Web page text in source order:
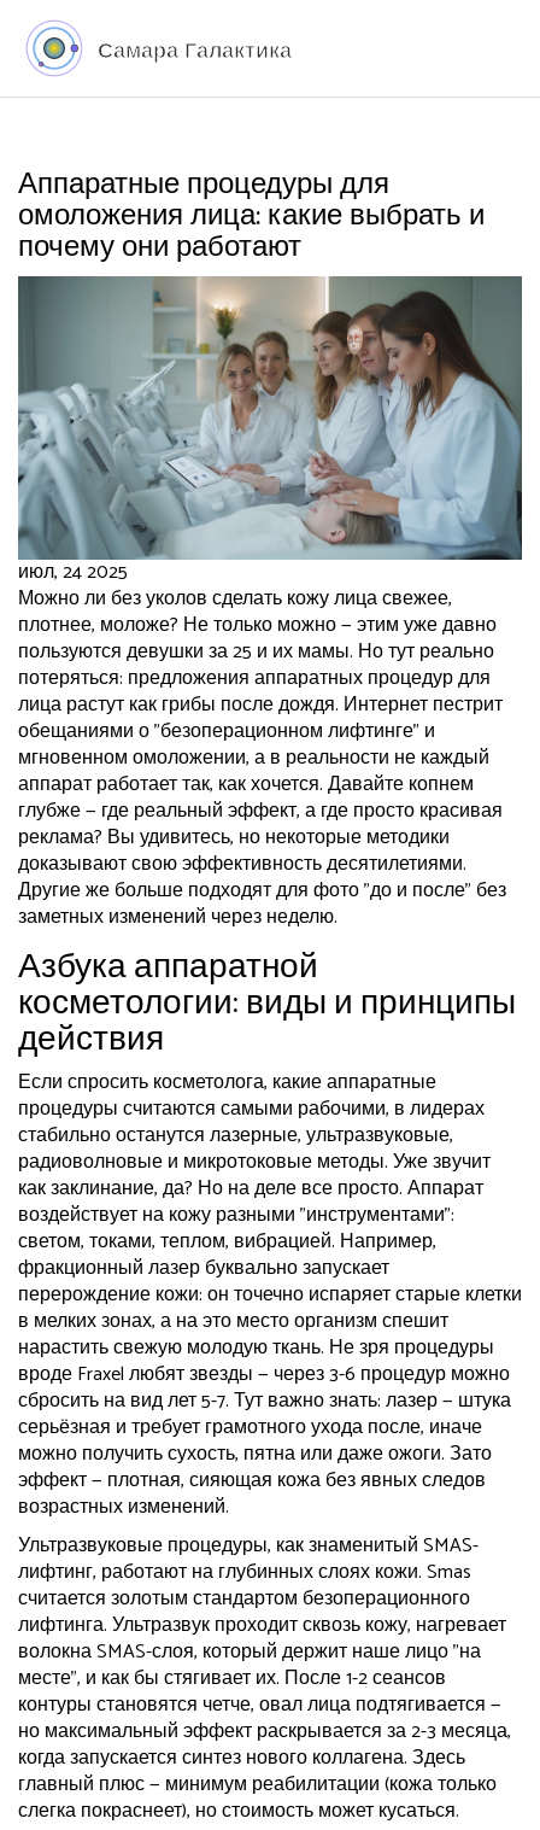
Аппаратные процедуры для
омоложения лица: какие выбрать и
почему они работают
июл, 24 2025
Можно ли без уколов сделать кожу лица свежее,
плотнее, моложе? Не только можно — этим уже давно
пользуются девушки за 25 и их мамы. Но тут реально
потеряться: предложения аппаратных процедур для
лица растут как грибы после дождя. Интернет пестрит
обещаниями о "безоперационном лифтинге" и
мгновенном омоложении, а в реальности не каждый
аппарат работает так, как хочется. Давайте копнем
глубже — где реальный эффект, а где просто красивая
реклама? Вы удивитесь, но некоторые методики
доказывают свою эффективность десятилетиями.
Другие же больше подходят для фото "до и после" без
заметных изменений через неделю.
Азбука аппаратной
косметологии: виды и принципы
действия
Если спросить косметолога, какие аппаратные
процедуры считаются самыми рабочими, в лидерах
стабильно останутся лазерные, ультразвуковые,
радиоволновые и микротоковые методы. Уже звучит
как заклинание, да? Но на деле все просто. Аппарат
воздействует на кожу разными "инструментами":
светом, токами, теплом, вибрацией. Например,
фракционный лазер буквально запускает
перерождение кожи: он точечно испаряет старые клетки
в мелких зонах, а на это место организм спешит
нарастить свежую молодую ткань. Не зря процедуры
вроде Fraxel любят звезды — через 3-6 процедур можно
сбросить на вид лет 5-7. Тут важно знать: лазер — штука
серьёзная и требует грамотного ухода после, иначе
можно получить сухость, пятна или даже ожоги. Зато
эффект — плотная, сияющая кожа без явных следов
возрастных изменений.
Ультразвуковые процедуры, как знаменитый SMAS-
лифтинг, работают на глубинных слоях кожи. Smas
считается золотым стандартом безоперационного
лифтинга. Ультразвук проходит сквозь кожу, нагревает
волокна SMAS-слоя, который держит наше лицо "на
месте", и как бы стягивает их. После 1-2 сеансов
контуры становятся четче, овал лица подтягивается —
но максимальный эффект раскрывается за 2-3 месяца,
когда запускается синтез нового коллагена. Здесь
главный плюс — минимум реабилитации (кожа только
слегка покраснеет), но стоимость может кусаться.